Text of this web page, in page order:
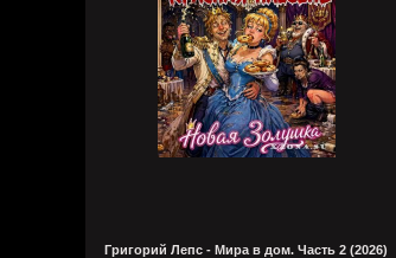
Григорий Лепс - Мира в дом. Часть 2 (2026)